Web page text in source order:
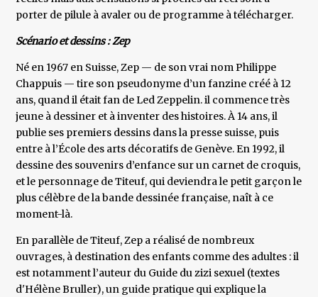
porter de pilule à avaler ou de programme à télécharger.
Scénario et dessins : Zep
Né en 1967 en Suisse, Zep — de son vrai nom Philippe
Chappuis — tire son pseudonyme d’un fanzine créé à 12
ans, quand il était fan de Led Zeppelin. il commence très
jeune à dessiner et à inventer des histoires. À 14 ans, il
publie ses premiers dessins dans la presse suisse, puis
entre à l’École des arts décoratifs de Genève. En 1992, il
dessine des souvenirs d’enfance sur un carnet de croquis,
et le personnage de Titeuf, qui deviendra le petit garçon le
plus célèbre de la bande dessinée française, naît à ce
moment-là.
En parallèle de Titeuf, Zep a réalisé de nombreux
ouvrages, à destination des enfants comme des adultes : il
est notamment l’auteur du Guide du zizi sexuel (textes
d'Hélène Bruller), un guide pratique qui explique la